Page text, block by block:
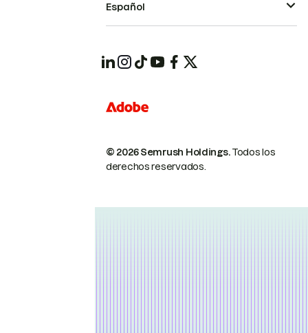
© 2026 Semrush Holdings.Todos los
derechos reservados.
Español